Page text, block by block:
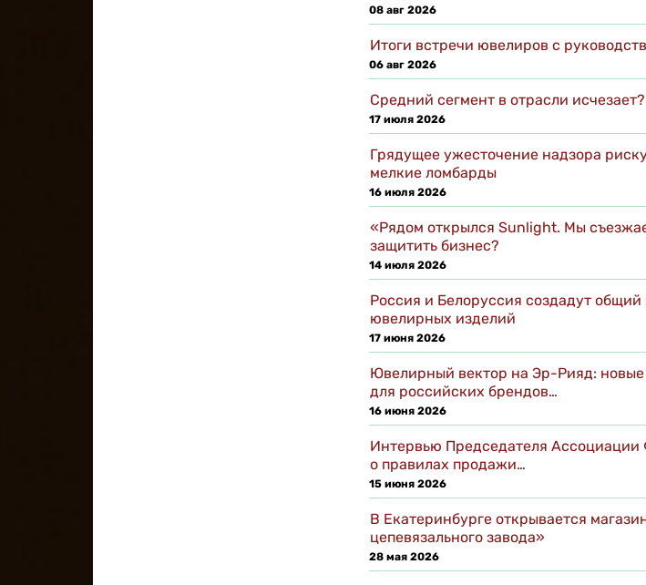
08 авг 2026
Итоги встречи ювелиров с
06 авг 2026
Средний сегмент в отрасли исчезает?
17 июля 2026
Грядущее ужесточение надзора
мелкие ломбарды
16 июля 2026
«Рядом открылся Sunlight. Мы
защитить бизнес?
14 июля 2026
Россия и Белоруссия создадут общий
ювелирных изделий
17 июня 2026
Ювелирный вектор на Эр-Рияд:
для российских брендов…
16 июня 2026
Интервью Председателя Ассоциации
о правилах продажи…
15 июня 2026
В Екатеринбурге открывается
цепевязального завода»
28 мая 2026